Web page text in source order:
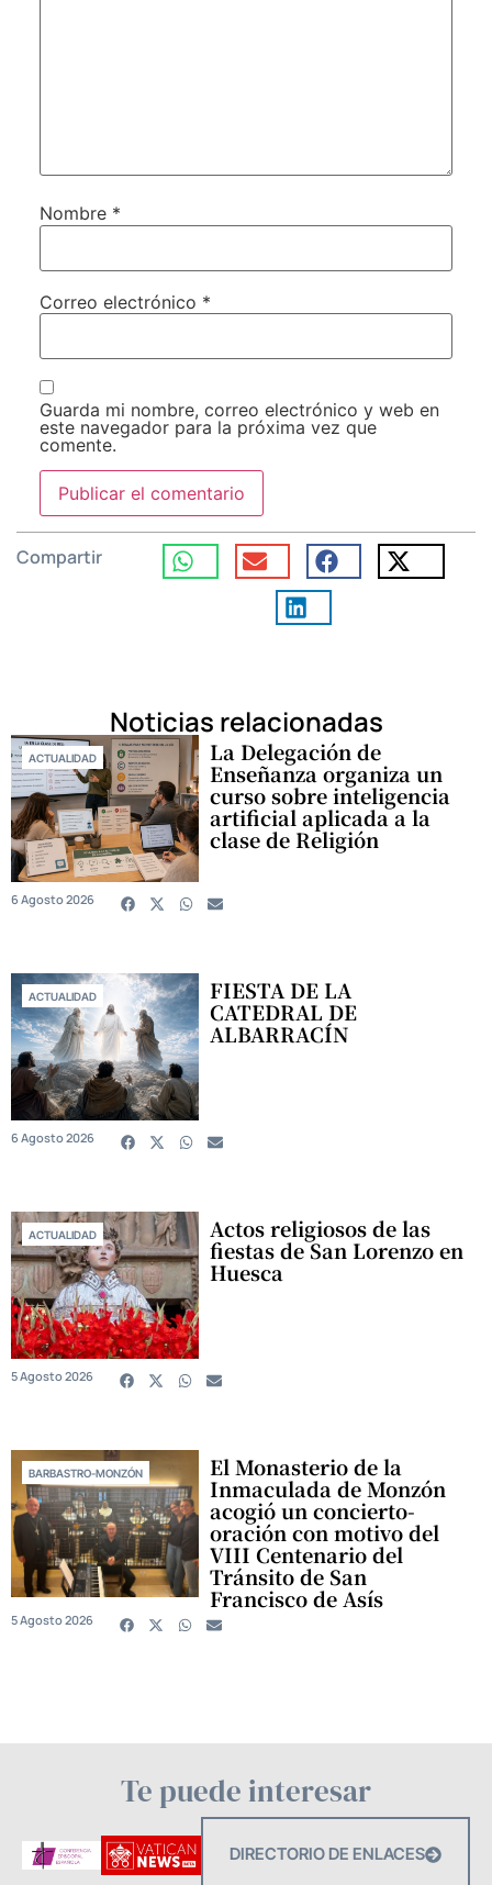
Nombre *
Correo electrónico *
Guarda mi nombre, correo electrónico y web en
este navegador para la próxima vez que
comente.
Compartir
Noticias relacionadas
ACTUALIDAD La Delegación de
Enseñanza organiza un
curso sobre inteligencia
artificial aplicada a la
clase de Religión
6 Agosto 2026
ACTUALIDAD FIESTA DE LA
CATEDRAL DE
ALBARRACÍN
6 Agosto 2026
ACTUALIDAD Actos religiosos de las
fiestas de San Lorenzo en
Huesca
5 Agosto 2026
BARBASTRO-MONZÓN El Monasterio de la
Inmaculada de Monzón
acogió un concierto-
oración con motivo del
VIII Centenario del
Tránsito de San
Francisco de Asís
5 Agosto 2026
Te puede interesar
DIRECTORIO DE ENLACES